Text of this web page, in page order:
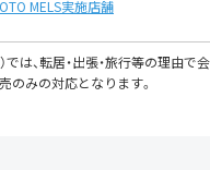
MELS実施店舗
は、転居・出張・旅行等の理由
のみの対応となります。